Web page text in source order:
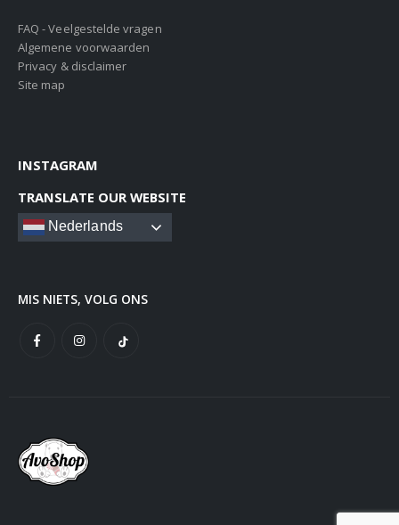
FAQ - Veelgestelde vragen
Algemene voorwaarden
Privacy & disclaimer
Site map
INSTAGRAM
TRANSLATE OUR WEBSITE
Nederlands
MIS NIETS, VOLG ONS